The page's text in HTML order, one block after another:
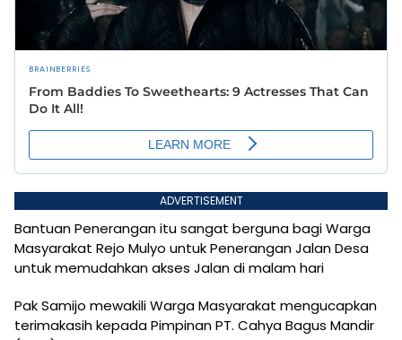
ADVERTISEMENT
Bantuan Penerangan itu sangat berguna bagi Warga
Masyarakat Rejo Mulyo untuk Penerangan Jalan Desa
untuk memudahkan akses Jalan di malam hari
Pak Samijo mewakili Warga Masyarakat mengucapkan
terimakasih kepada Pimpinan PT. Cahya Bagus Mandir